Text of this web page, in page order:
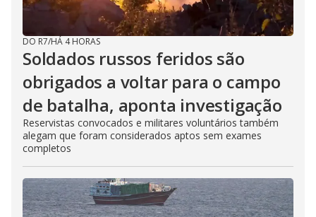
DO R7/HÁ 4 HORAS
Soldados russos feridos são
obrigados a voltar para o campo
de batalha, aponta investigação
Reservistas convocados e militares voluntários também
alegam que foram considerados aptos sem exames
completos